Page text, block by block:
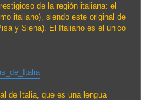
de la región italiana: el
italiano), siendo este original de
y Siena). El Italiano es el único
de Italia, que es una lengua